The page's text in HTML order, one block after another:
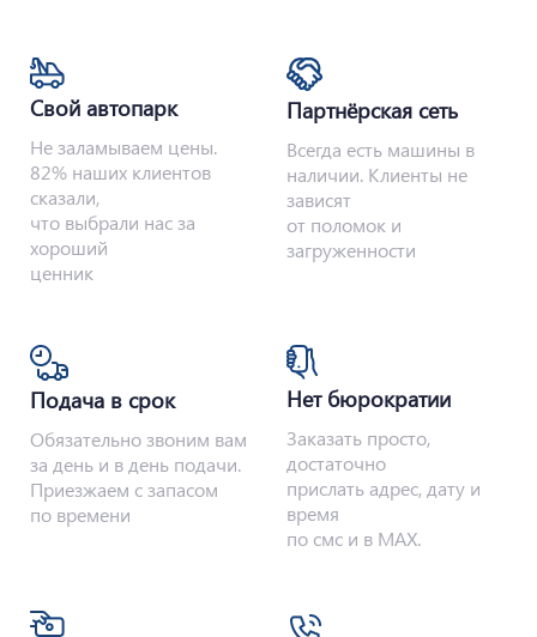
Свой автопарк
Не заламываем цены.
82% наших клиентов
сказали,
что выбрали нас за
хороший
ценник
Партнёрская сеть
Всегда есть машины в
наличии. Клиенты не
зависят
от поломок и
загруженности
Подача в срок
Обязательно звоним вам
за день и в день подачи.
Приезжаем с запасом
по времени
Нет бюрократии
Заказать просто,
достаточно
прислать адрес, дату и
время
по смс и в MAX.